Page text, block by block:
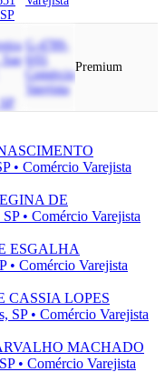
Sao
G-4789-
Comércio
Varejista
Premium
• Comércio Varejista
DE
• Comércio Varejista
ESGALHA
• Comércio Varejista
CASSIA LOPES
SP • Comércio Varejista
MACHADO
• Comércio Varejista